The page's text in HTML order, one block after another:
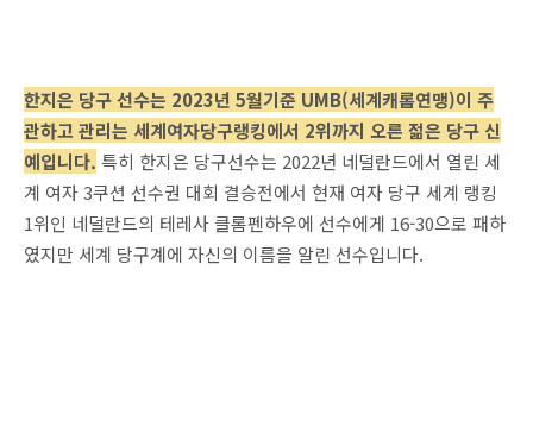
한지은 당구 선수는 2023년 5월기준 UMB(세계캐롬연맹)이 주
관하고 관리는 세계여자당구랭킹에서 2위까지 오른 젊은 당구 신
예입니다. 특히 한지은 당구선수는 2022년 네덜란드에서 열린 세
계 여자 3쿠션 선수권 대회 결승전에서 현재 여자 당구 세계 랭킹
1위인 네덜란드의 테레사 클롬펜하우에 선수에게 16-30으로 패하
였지만 세계 당구계에 자신의 이름을 알린 선수입니다.